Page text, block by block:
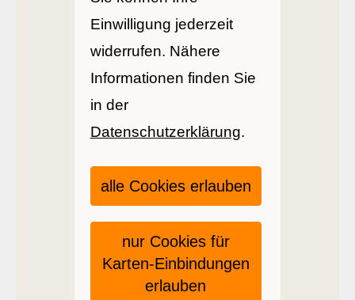
Einwilligung jederzeit
widerrufen. Nähere
Informationen finden Sie
in der
Datenschutzerklärung.
alle Cookies erlauben
nur Cookies für
Karten-Einbindungen
erlauben